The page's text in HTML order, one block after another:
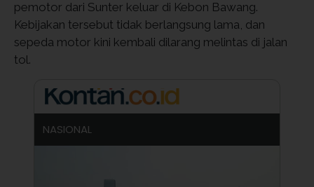
pemotor dari Sunter keluar di Kebon Bawang.
Kebijakan tersebut tidak berlangsung lama, dan
sepeda motor kini kembali dilarang melintas di jalan
tol.
NASIONAL